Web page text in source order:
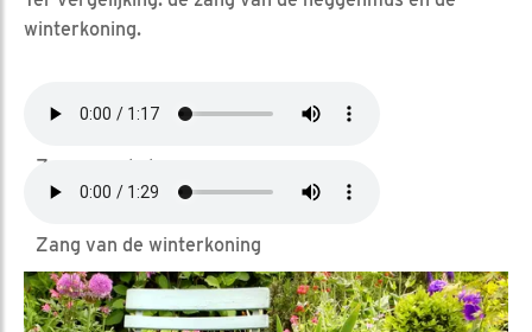
winterkoning.
Zang van de heggenmus
Zang van de winterkoning